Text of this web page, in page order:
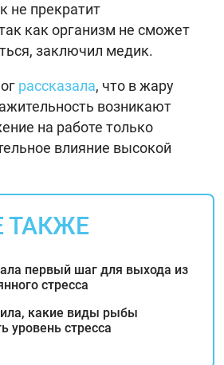
не прекратит
как организм не сможет
заключил медик.
рассказала, что в жару
возникают
на работе только
влияние высокой
ТАКЖЕ
первый шаг для выхода из
стресса
какие виды рыбы
уровень стресса